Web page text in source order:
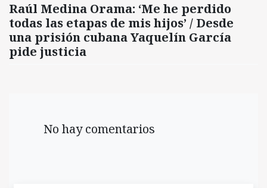
Raúl Medina Orama: ‘Me he perdido
todas las etapas de mis hijos’ / Desde
una prisión cubana Yaquelín García
pide justicia
No hay comentarios